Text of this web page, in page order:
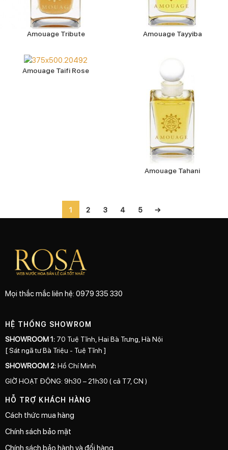
Amouage Tribute Amouage Tayyiba
Amouage Taifi Rose
Amouage Tahani
1 2 3 4 5 →
Mọi thắc mắc liên hệ: 0979 335 330
HỆ THỐNG SHOWROM
SHOWROOM 1: 70 Tuệ Tĩnh, Hai Bà Trưng, Hà Nội
[ Sát ngã tư Bà Triệu - Tuệ Tĩnh ]
SHOWROOM 2:Hồ Chí Minh
GIỜ HOẠT ĐỘNG: 9h30 – 21h30 ( cả T7, CN )
HỖ TRỢ KHÁCH HÀNG
Cách thức mua hàng
Chính sách bảo mật
Chính sách bảo hành và đổi hàng